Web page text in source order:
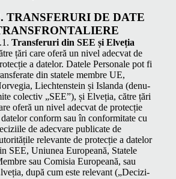
TRANS­FER­URI DE DATE
Trans­fer­uri din SEE și Elveția
țări care oferă un niv­el adec­vat de
a datelor. Datele Per­son­ale pot fi
din statele mem­bre UE,
Liecht­en­stein și Islan­da (den­u­
colec­tiv „SEE”), și Elveția, către țări
oferă un niv­el adec­vat de pro­tecție
datelor con­form sau în con­for­mi­tate cu
de adec­vare pub­li­cate de
rel­e­vante de pro­tecție a datelor
SEE, Uni­unea Euro­peană, Statele
sau Comisia Euro­peană, sau
după cum este rel­e­vant („Decizi­